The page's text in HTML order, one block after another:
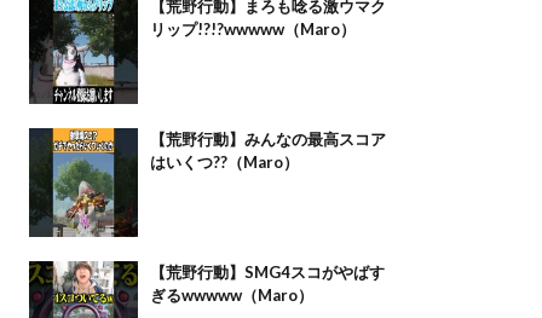
【荒野行動】まろも唸る激ウマク
リップ!?!?wwwww（Maro）
【荒野行動】みんなの最高スコア
はいくつ??（Maro）
【荒野行動】SMG4スコがやばす
ぎるwwwww（Maro）